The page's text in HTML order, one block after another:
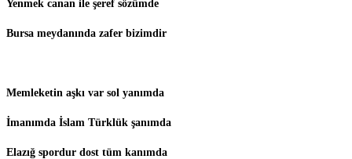
Yenmek canan ile şeref sözümde
Bursa meydanında zafer bizimdir
Memleketin aşkı var sol yanımda
İmanımda İslam Türklük şanımda
Elazığ spordur dost tüm kanımda